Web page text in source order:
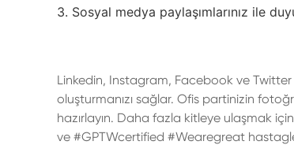
3. Sosyal medya paylaşımlarınız ile
Linkedin, Instagram, Facebook ve
oluşturmanızı sağlar. Ofis partinizin
hazırlayın. Daha fazla kitleye ulaşmak için
ve #GPTWcertified #Wearegreat